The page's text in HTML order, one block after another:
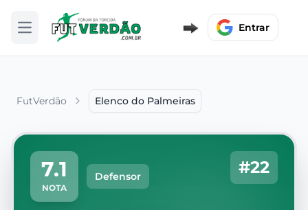
Abrir menu Entrar
FutVerdão Elenco do Palmeiras
7.1
NOTA
Defensor #22